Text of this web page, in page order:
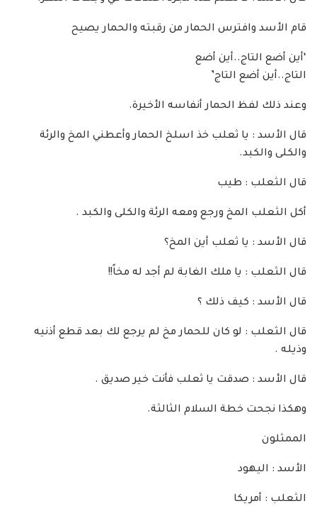
قام الأسد وافترس الحمار من رقبته والحمار يصيح
‘أين أضع التاج..أين أضع
التاج..أين أضع التاج’
وعند ذلك لفظ الحمار أنفاسه الأخيرة.
قال الأسد : يا ثعلب خذ اسلخ الحمار وأعطني المخ والرئة
والكلى والكبد.
قال الثعلب : طيب
أكل الثعلب المخ ورجع ومعه الرئة والكلى والكبد .
قال الأسد : يا ثعلب أين المخ؟
قال الثعلب : يا ملك الغابة لم أجد له مخاً!!
قال الأسد : كيف ذلك ؟
قال الثعلب : لو كان للحمار مخ لم يرجع لك بعد قطع أذنيه
وذيله .
قال الأسد : صدقت يا ثعلب فأنت خير صديق .
وهكذا نجحت خطة السلام الثالثة.
الممثلون
الأسد : اليهود
الثعلب : أمريكا